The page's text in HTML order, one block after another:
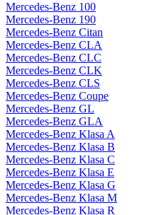
Mercedes-Benz 100
Mercedes-Benz 190
Mercedes-Benz Citan
Mercedes-Benz CLA
Mercedes-Benz CLC
Mercedes-Benz CLK
Mercedes-Benz CLS
Mercedes-Benz Coupe
Mercedes-Benz GL
Mercedes-Benz GLA
Mercedes-Benz Klasa A
Mercedes-Benz Klasa B
Mercedes-Benz Klasa C
Mercedes-Benz Klasa E
Mercedes-Benz Klasa G
Mercedes-Benz Klasa M
Mercedes-Benz Klasa R